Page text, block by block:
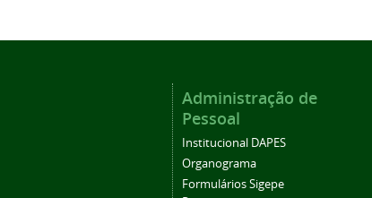
Administração de
Pessoal
Institucional DAPES
Organograma
Formulários Sigepe